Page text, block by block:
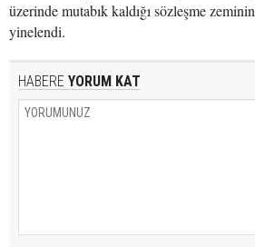
üzerinde mutabık kaldığı sözleşme
yinelendi.
HABERE YORUM KAT